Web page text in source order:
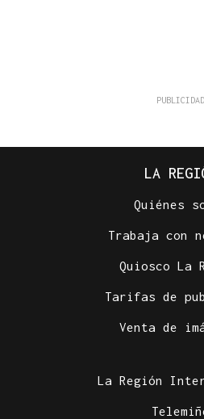
LA
Quiénes
Trabaja con
Quiosco La
Tarifas de
Venta de
La Región